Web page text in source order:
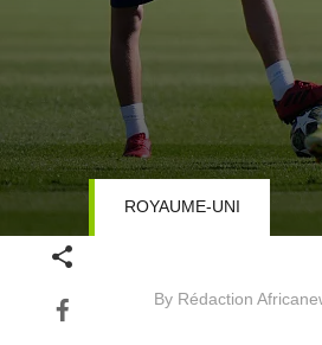
By Rédaction
ROYAUME-UNI